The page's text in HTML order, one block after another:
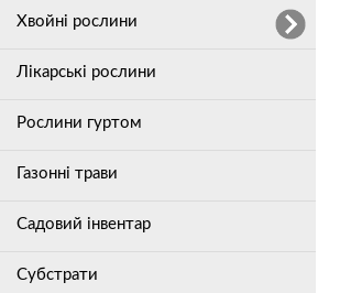
Хвойні рослини
Лікарські рослини
Рослини гуртом
Газонні трави
Садовий інвентар
Субстрати